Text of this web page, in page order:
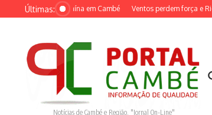
Ir para o conteúdo
Últimas:
com cocaína em Cambé Ventos perdem força e Rio
Notícias de Cambé e Região. "Jornal On-Line"